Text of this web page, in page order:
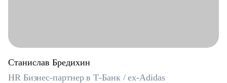
Станислав Бредихин
HR Бизнес-партнер в Т-Банк / ex-Adidas